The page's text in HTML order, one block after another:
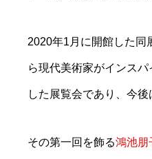
2020年1月に開館した同
ら現代美術家がインス
した展覧会であり、今後
その第一回を飾る鴻池朋